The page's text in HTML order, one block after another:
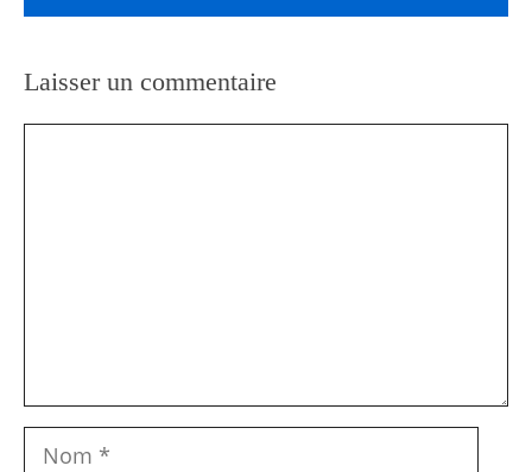
Laisser un commentaire
Nom